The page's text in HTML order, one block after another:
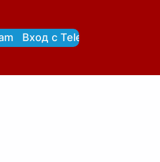
Вход с Telegram